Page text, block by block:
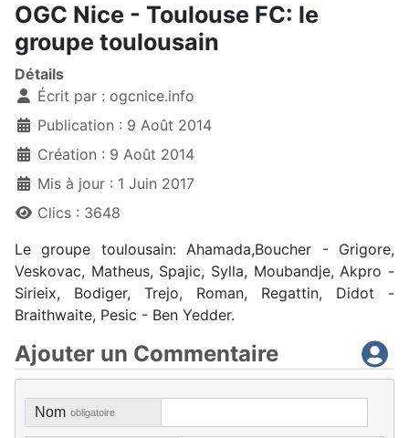
OGC Nice - Toulouse FC: le
groupe toulousain
Détails
Écrit par : ogcnice.info
Publication : 9 Août 2014
Création : 9 Août 2014
Mis à jour : 1 Juin 2017
Clics : 3648
Le groupe toulousain: Ahamada,Boucher - Grigore,
Veskovac, Matheus, Spajic, Sylla, Moubandje, Akpro -
Sirieix, Bodiger, Trejo, Roman, Regattin, Didot -
Braithwaite, Pesic - Ben Yedder.
Ajouter un Commentaire
Nom obligatoire